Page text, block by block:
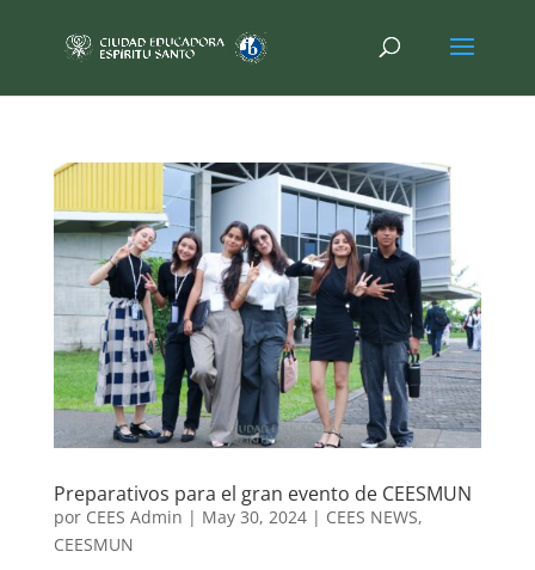
Preparativos para el gran evento de CEESMUN
por CEES Admin | May 30, 2024| CEES NEWS,
CEESMUN